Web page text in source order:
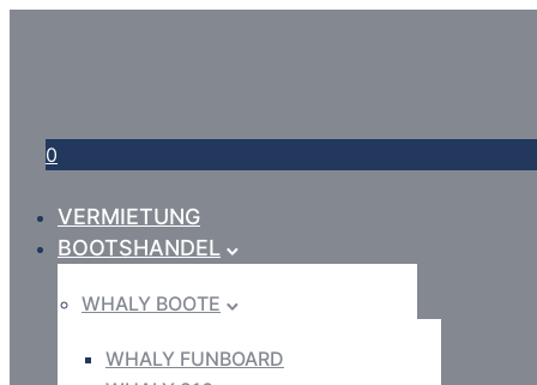
0
VERMIETUNG
BOOTSHANDEL
WHALY BOOTE
WHALY FUNBOARD